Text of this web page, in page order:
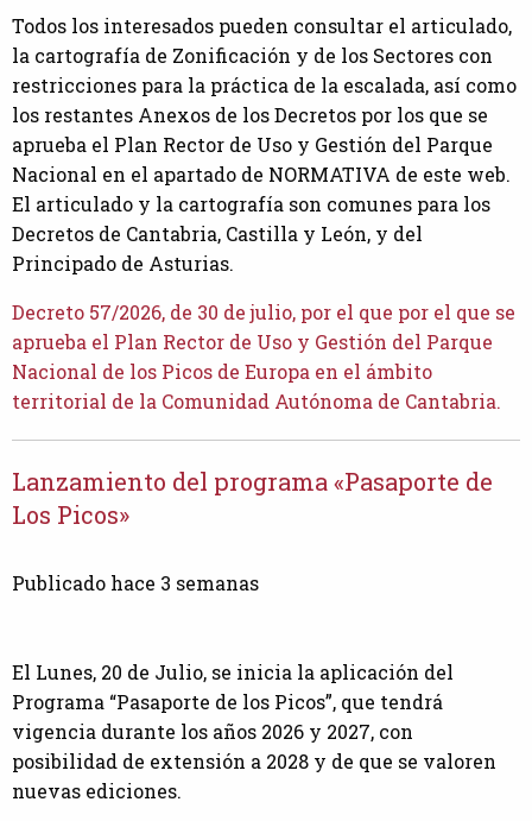
Todos los interesados pueden consultar el articulado,
la cartografía de Zonificación y de los Sectores con
restricciones para la práctica de la escalada, así como
los restantes Anexos de los Decretos por los que se
aprueba el Plan Rector de Uso y Gestión del Parque
Nacional en el apartado de NORMATIVA de este web.
El articulado y la cartografía son comunes para los
Decretos de Cantabria, Castilla y León, y del
Principado de Asturias.
Decreto 57/2026, de 30 de julio, por el que por el que se
aprueba el Plan Rector de Uso y Gestión del Parque
Nacional de los Picos de Europa en el ámbito
territorial de la Comunidad Autónoma de Cantabria.
Lanzamiento del programa «Pasaporte de
Los Picos»
Publicado hace 3 semanas
El Lunes, 20 de Julio, se inicia la aplicación del
Programa “Pasaporte de los Picos”, que tendrá
vigencia durante los años 2026 y 2027, con
posibilidad de extensión a 2028 y de que se valoren
nuevas ediciones.